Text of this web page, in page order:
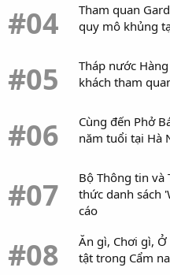
#04
Tham quan
quy mô khủng
#05
Tháp nước
khách tham
#06
Cùng đến Phở
năm tuổi tại Hà
#07
Bộ Thông tin và
thức danh sách
cáo
#08
Ăn gì, Chơi gì,
tật trong Cẩm